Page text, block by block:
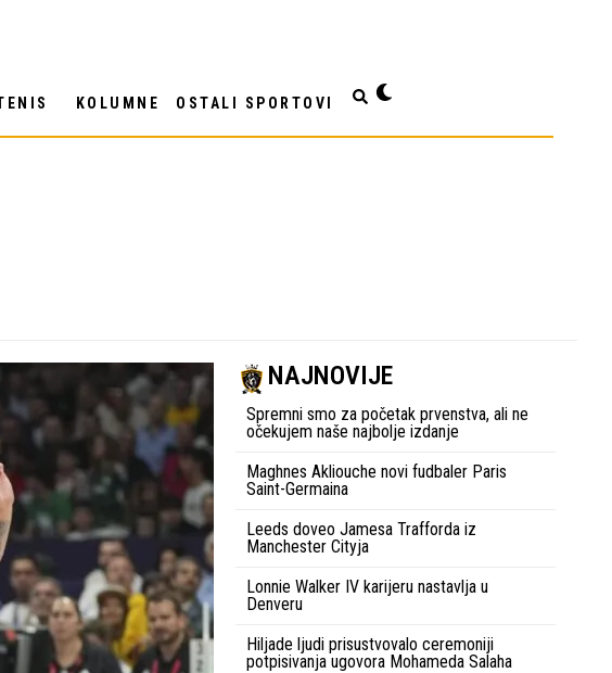
KOLUMNE OSTALI SPORTOVI
NAJNOVIJE
Spremni smo za početak prvenstva, ali ne
očekujem naše najbolje izdanje
Maghnes Akliouche novi fudbaler Paris
Saint-Germaina
Leeds doveo Jamesa Trafforda iz
Manchester Cityja
Lonnie Walker IV karijeru nastavlja u
Denveru
Hiljade ljudi prisustvovalo ceremoniji
potpisivanja ugovora Mohameda Salaha